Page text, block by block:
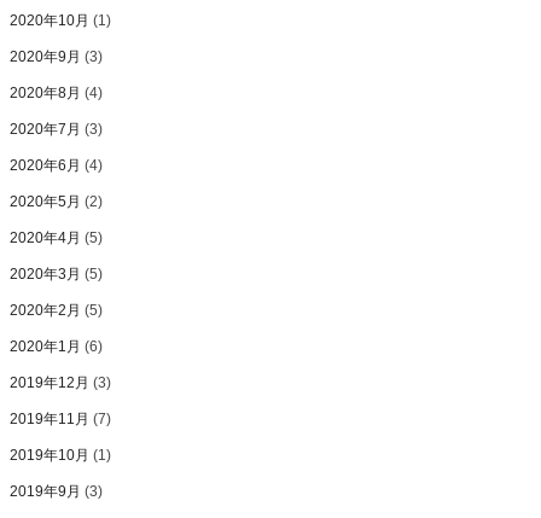
2020年10月 (1)
2020年9月 (3)
2020年8月 (4)
2020年7月 (3)
2020年6月 (4)
2020年5月 (2)
2020年4月 (5)
2020年3月 (5)
2020年2月 (5)
2020年1月 (6)
2019年12月 (3)
2019年11月 (7)
2019年10月 (1)
2019年9月 (3)